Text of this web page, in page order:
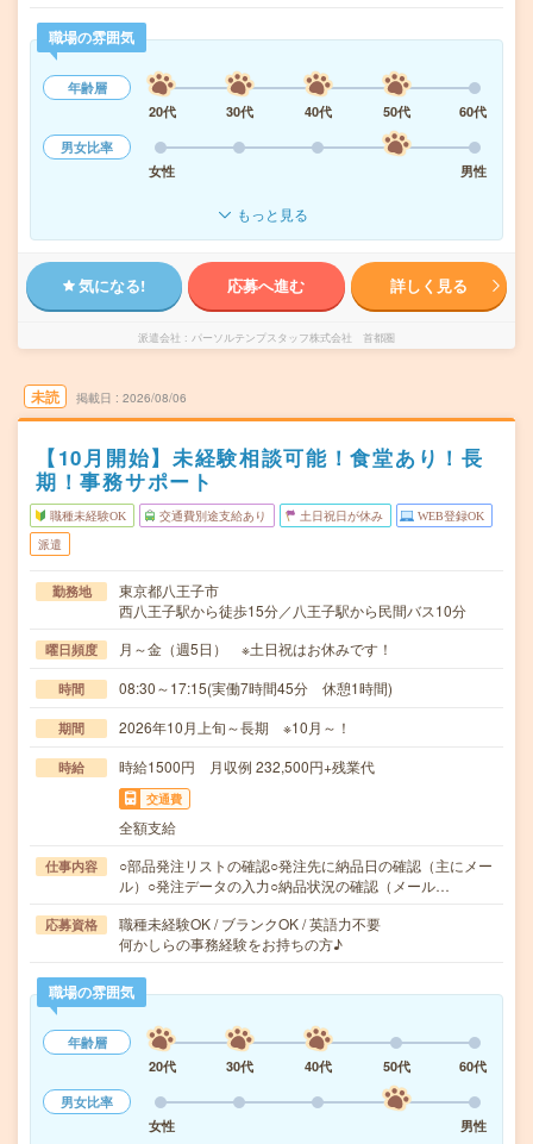
職場の雰囲気
年齢層
20代
30代 40代 50代
60代
男女比率
女性
男性
もっと見る
気になる! 応募へ進む 詳しく見る
派遣会社 パーソルテンプスタッフ株式会社 首都圏
未読 掲載日 2026/08/06
【10月開始】未経験相談可能！食堂あり！長
期！事務サポート
職種未経験OK 交通費別途支給あり 土日祝日が休み WEB登録OK
派遣
勤務地
東京都八王子市
西八王子駅から徒歩15分／八王子駅から民間バス10分
曜日頻度 月～金（週5日） ※土日祝はお休みです！
時間 08:30～17:15(実働7時間45分 休憩1時間)
期間 2026年10月上旬～長期 ※10月～！
時給 時給1500円 月収例 232,500円+残業代
交通費
全額支給
仕事内容
○部品発注リストの確認○発注先に納品日の確認（主にメー
ル）○発注データの入力○納品状況の確認（メール…
応募資格
職種未経験OK / ブランクOK / 英語力不要
何かしらの事務経験をお持ちの方♪
職場の雰囲気
年齢層
20代
30代 40代 50代
60代
男女比率
女性
男性